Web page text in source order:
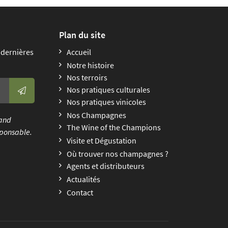
Plan du site
Accueil
Notre histoire
Nos terroirs
Nos pratiques culturales
Nos pratiques vinicoles
Nos Champagnes
The Wine of the Champions
Visite et Dégustation
Où trouver nos champagnes ?
Agents et distributeurs
Actualités
Contact